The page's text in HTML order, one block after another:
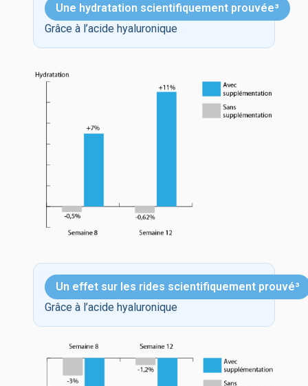
Une hydratation scientifiquement prouvée³
Grâce à l’acide hyaluronique
Un effet sur les rides scientifiquement prouvé³
Grâce à l’acide hyaluronique